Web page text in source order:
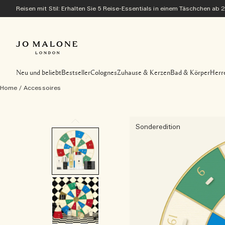
Reisen mit Stil: Erhalten Sie 5 Reise-Essentials in einem Täschchen ab
Neu und beliebtBestsellerColognesZuhause & KerzenBad & Körper
Home / Accessoires
Sonderedition